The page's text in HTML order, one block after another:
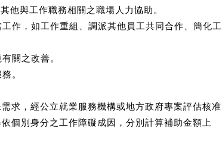
他與工作職務相關之職場人力協助。
作，如工作重組、調派其他員工共同合作、簡化工
關之改善。
。
求，經公立就業服務機構或地方政府專案評估核准
個別身分之工作障礙成因，分別計算補助金額上